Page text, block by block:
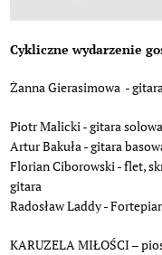
Cykliczne wydarzenie
Żanna Gierasimowa -
Piotr Malicki - gitara solowa
Artur Bakuła - gitara
Florian Ciborowski - flet,
gitara
Radosław Laddy -
KARUZELA MIŁOŚCI –